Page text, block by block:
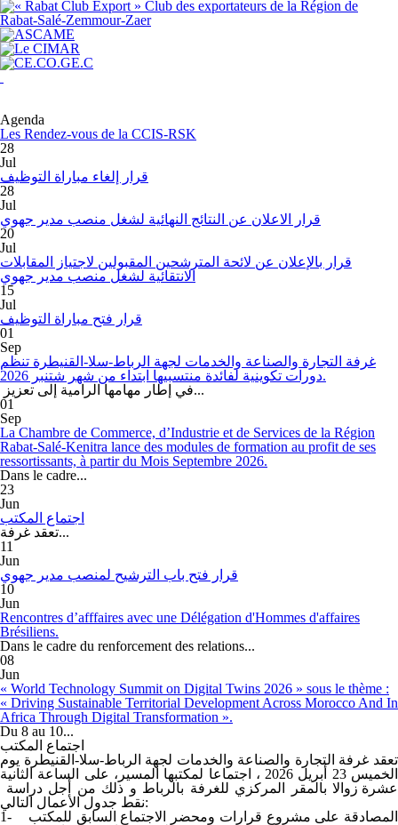
Agenda
Les Rendez-vous de la CCIS-RSK
28
Jul
قرار إلغاء مباراة التوظيف
28
Jul
قرار الاعلان عن النتائج النهائية لشغل منصب مدير جهوي
20
Jul
قرار بالإعلان عن لائحة المترشحين المقبولين لاجتياز المقابلات
الانتقائية لشغل منصب مدير جهوي
15
Jul
قرار فتح مباراة التوظيف
01
Sep
غرفة التجارة والصناعة والخدمات لجهة الرباط-سلا-القنيطرة تنظم
دورات تكوينية لفائدة منتسبيها ابتداء من شهر شتنبر 2026.
في إطار مهامها الرامية إلى تعزيز...
01
Sep
La Chambre de Commerce, d’Industrie et de Services de la Région
Rabat-Salé-Kenitra lance des modules de formation au profit de ses
ressortissants, à partir du Mois Septembre 2026.
Dans le cadre...
23
Jun
اجتماع المكتب
تعقد غرفة...
11
Jun
قرار فتح باب الترشيح لمنصب مدير جهوي
10
Jun
Rencontres d’afffaires avec une Délégation d'Hommes d'affaires
Brésiliens.
Dans le cadre du renforcement des relations...
08
Jun
« World Technology Summit on Digital Twins 2026 » sous le thème :
« Driving Sustainable Territorial Development Across Morocco And In
Africa Through Digital Transformation ».
Du 8 au 10...
اجتماع المكتب
تعقد غرفة التجارة والصناعة والخدمات لجهة الرباط-سلا-القنيطرة يوم
الخميس 23 أبريل 2026 ، اجتماعا لمكتبها المسير، على الساعة الثانية
عشرة زوالا بالمقر المركزي للغرفة بالرباط و ذلك من أجل دراسة
نقط جدول الأعمال التالي:
1- المصادقة على مشروع قرارات ومحضر الاجتماع السابق للمكتب